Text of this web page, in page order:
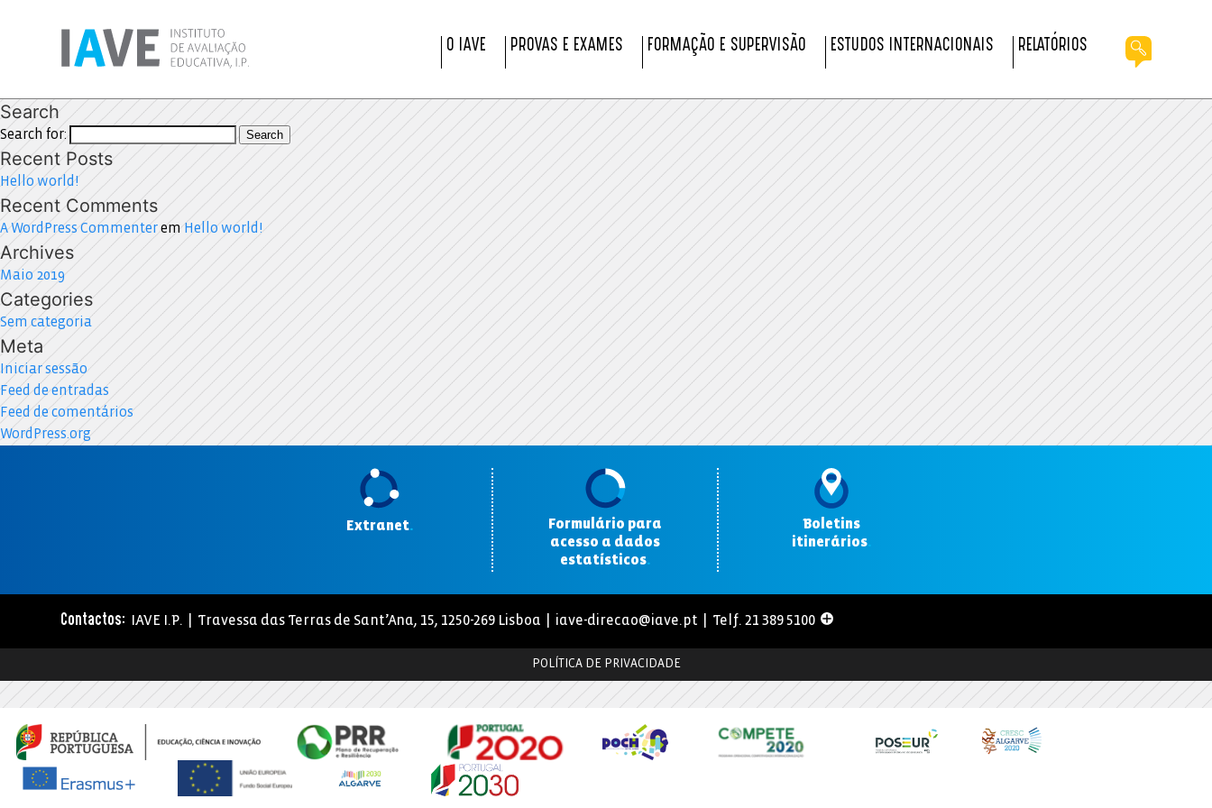
O IAVE PROVAS E EXAMES FORMAÇÃO E SUPERVISÃO ESTUDOS INTERNACIONAIS RELATÓRIOS
Search
Search for: Search
Recent Posts
Hello world!
Recent Comments
A WordPress Commenterem Hello world!
Archives
Maio 2019
Categories
Sem categoria
Meta
Iniciar sessão
Feed de entradas
Feed de comentários
WordPress.org
Extranet.
Formulário para
acesso a dados
estatísticos.
Boletins
itinerários.
Contactos: IAVE I.P. | Travessa das Terras de Sant’Ana, 15, 1250-269 Lisboa | iave-direcao@iave.pt | Telf. 21 389 5100
POLÍTICA DE PRIVACIDADE